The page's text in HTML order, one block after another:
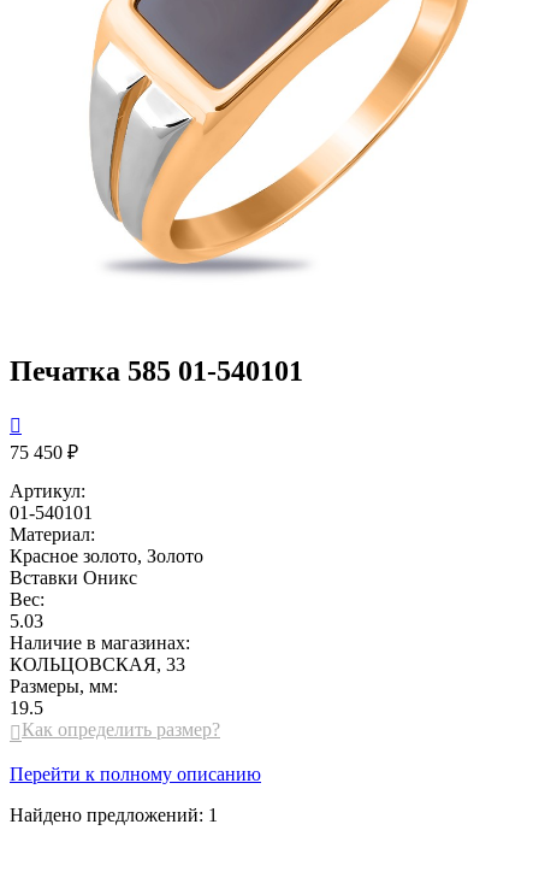
Печатка 585 01-540101

75 450 ₽
Артикул:
01-540101
Материал:
Красное золото, Золото
Вставки Оникс
Вес:
5.03
Наличие в магазинах:
КОЛЬЦОВСКАЯ, 33
Размеры, мм:
19.5
 Как определить размер?
Перейти к полному описанию
Найдено предложений: 1